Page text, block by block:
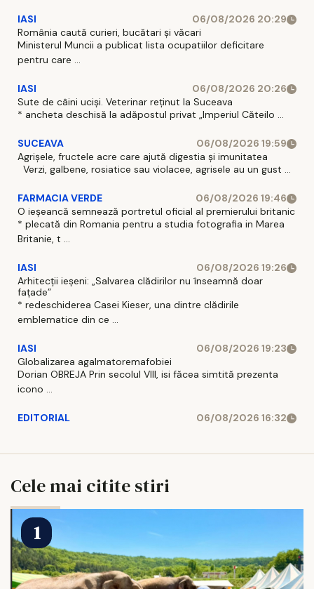
IASI
06/08/2026 20:29
România caută curieri, bucătari și văcari
Ministerul Muncii a publicat lista ocupatiilor deficitare
pentru care ...
IASI
06/08/2026 20:26
Sute de câini uciși. Veterinar reținut la Suceava
* ancheta deschisă la adăpostul privat „Imperiul Căteilo ...
SUCEAVA
06/08/2026 19:59
Agrișele, fructele acre care ajută digestia și imunitatea
Verzi, galbene, rosiatice sau violacee, agrisele au un gust ...
FARMACIA VERDE
06/08/2026 19:46
O ieșeancă semnează portretul oficial al premierului britanic
* plecată din Romania pentru a studia fotografia in Marea
Britanie, t ...
IASI
06/08/2026 19:26
Arhitecții ieșeni: „Salvarea clădirilor nu înseamnă doar
fațade”
* redeschiderea Casei Kieser, una dintre clădirile
emblematice din ce ...
IASI
06/08/2026 19:23
Globalizarea agalmatoremafobiei
Dorian OBREJA Prin secolul VIII, isi făcea simtită prezenta
icono ...
EDITORIAL 06/08/2026 16:32
Cele mai citite stiri